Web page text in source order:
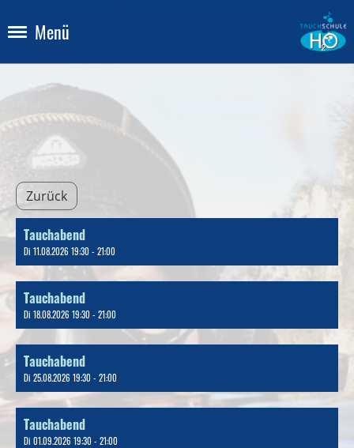
Menü
Zurück
Tauchabend
Di 11.08.2026 19:30 - 21:00
Tauchabend
Di 18.08.2026 19:30 - 21:00
Tauchabend
Di 25.08.2026 19:30 - 21:00
Tauchabend
Di 01.09.2026 19:30 - 21:00